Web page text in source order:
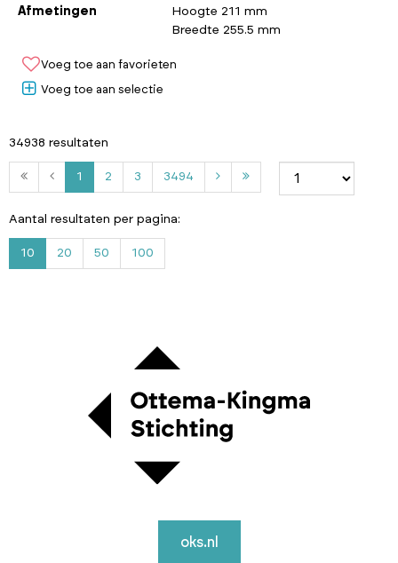
Afmetingen
Hoogte 211 mm
Breedte 255.5 mm
Voeg toe aan favorieten
Voeg toe aan selectie
34938 resultaten
1 2 3 3494
4
Aantal resultaten per pagina:
10 20 50 100
oks.nl